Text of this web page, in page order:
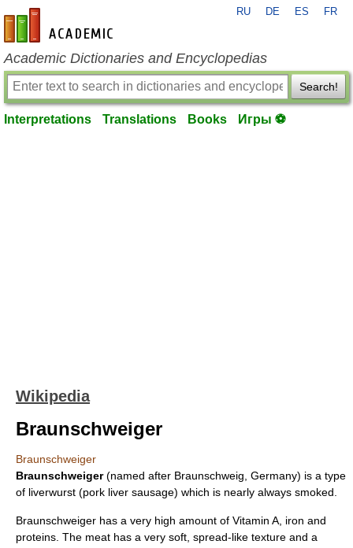
en-academic.com
RU DE ES FR
Academic Dictionaries and Encyclopedias
Search!
Interpretations Translations Books Игры ⚽
Wikipedia
Braunschweiger
Braunschweiger
Braunschweiger(named after Braunschweig, Germany) is a type
of liverwurst (pork liver sausage) which is nearly always smoked.
Braunschweiger has a very high amount of Vitamin A , iron and
proteins. The meat has a very soft, spread-like texture and a